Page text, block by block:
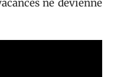
ne devienne